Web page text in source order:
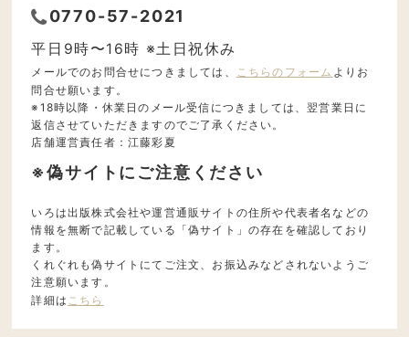
0770-57-2021
平日9時〜16時 ※土日祝休み
メールでのお問合せにつきましては、 こちらのフォーム よりお
問合せ願います。
※18時以降・休業日のメール受信につきましては、翌営業日に
返信させていただきますのでご了承ください。
店舗運営責任者：江藤彩夏
※偽サイトにご注意ください
いろは出版株式会社や運営通販サイトの住所や代表者名などの
情報を無断で記載している「偽サイト」の存在を確認しており
ます。
くれぐれも偽サイトにてご注文、お振込みなどされないようご
注意願います。
詳細は こちら